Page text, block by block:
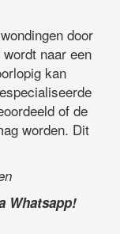
door
naar een
kan
of de
worden. Dit
Whatsapp!